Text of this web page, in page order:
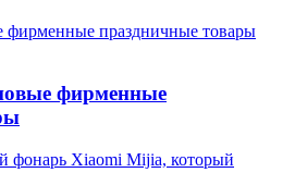
фирменные праздничные товары
фирменные
фонарь Xiaomi Mijia, который